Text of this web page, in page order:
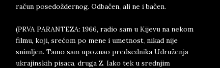
račun posedoždernog. Odbačen, ali ne i bačen.
(PRVA PARANTEZA: 1966, radio sam u Kijevu na nekom
filmu, koji, srećom po mene i umetnost, nikad nije
snimljen. Tamo sam upoznao predsednika Udruženja
ukrajinskih pisaca, druga Z. Iako tek u srednjim